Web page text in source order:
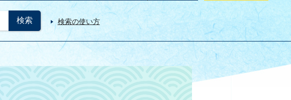
検索の使い方